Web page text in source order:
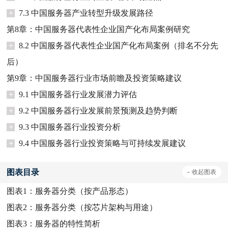
+
7.3 中国服务器产业转型升级发展路径
第8章：中国服务器代表性企业国产化布局案例研究
+
8.2 中国服务器代表性企业国产化布局案例（排名不分先
后）
第9章：中国服务器行业市场前瞻及投资策略建议
+
9.1 中国服务器行业发展潜力评估
+
9.2 中国服务器行业发展前景预测及趋势判断
+
9.3 中国服务器行业投资分析
+
9.4 中国服务器行业投资策略与可持续发展建议
图表目录 - 收起图表
图表1： 服务器分类（按产品形态）
图表2： 服务器分类（按芯片架构与用途）
图表3： 服务器的特性简析